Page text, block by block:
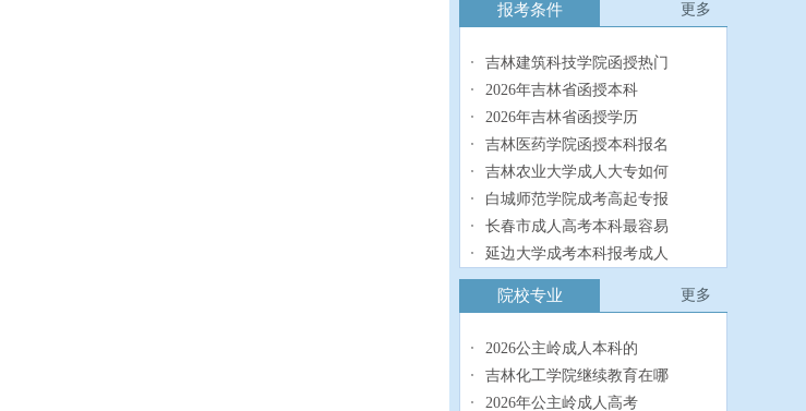
更多
报考条件
吉林建筑科技学院函授热门
2026年吉林省函授本科
2026年吉林省函授学历
吉林医药学院函授本科报名
吉林农业大学成人大专如何
白城师范学院成考高起专报
长春市成人高考本科最容易
延边大学成考本科报考成人
长春工业大学成人高考专科
长春工程学院成人高考专升
更多
院校专业
2026公主岭成人本科的
吉林化工学院继续教育在哪
2026年公主岭成人高考